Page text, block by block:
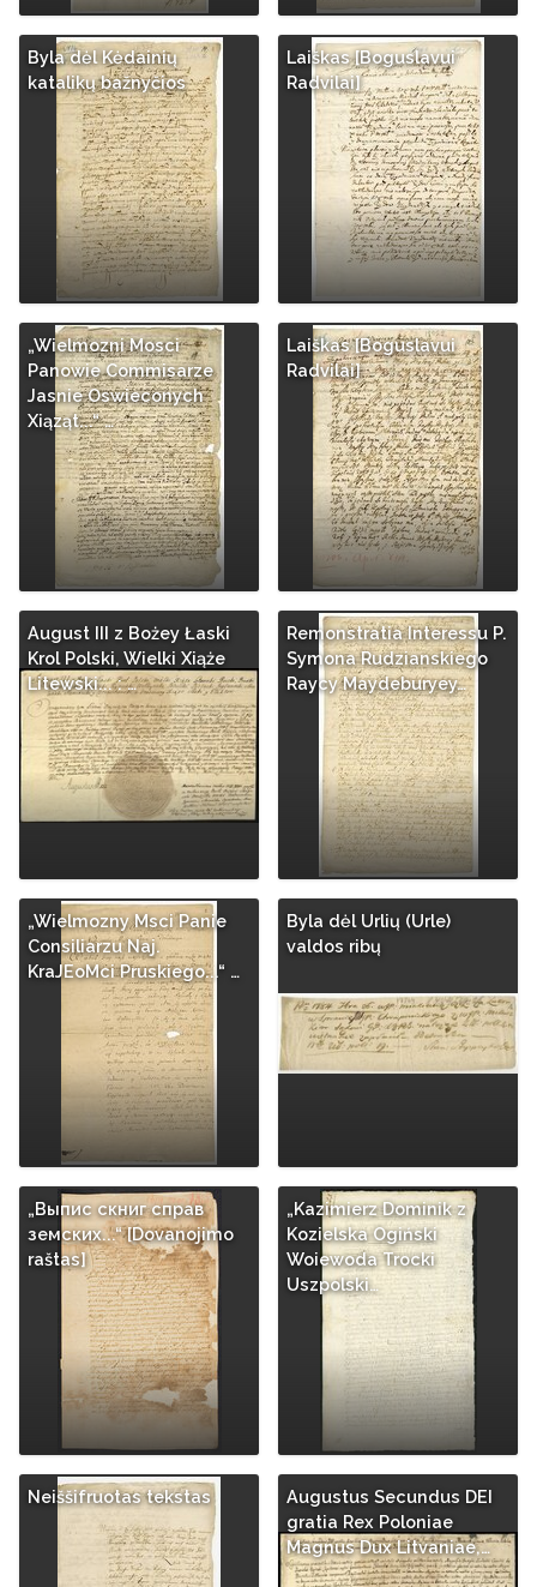
Byla dėl Kėdainių
katalikų bažnyčios
Laiškas [Boguslavui
Radvilai]
„Wielmozni Mosci
Panowie Commisarze
Jasnie Oswieconych
Xiąząt...“ …
Laiškas [Boguslavui
Radvilai]
August III z Bożey Łaski
Krol Polski, Wielki Xiąże
Litewski... : …
Remonstratia Interessu P.
Symona Rudzianskiego
Raycy Maydeburyey…
„Wielmozny Msci Panie
Consiliarzu Naj.
KraJEoMci Pruskiego...“ …
Byla dėl Urlių (Urle)
valdos ribų
„Выпис скниг справ
земских...“ [Dovanojimo
raštas]
„Kazimierz Dominik z
Kozielska Ogiński
Woiewoda Trocki
Uszpolski…
Neiššifruotas tekstas
Augustus Secundus DEI
gratia Rex Poloniae
Magnus Dux Litvaniae,…